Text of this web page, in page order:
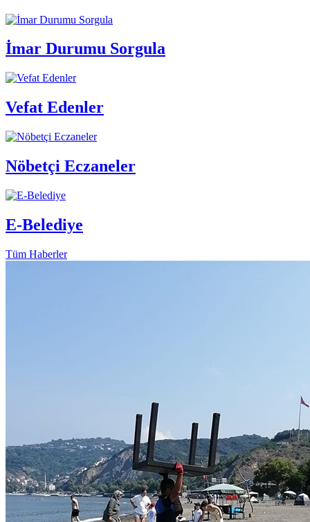
İmar Durumu Sorgula
Vefat Edenler
Nöbetçi Eczaneler
E-Belediye
Tüm Haberler